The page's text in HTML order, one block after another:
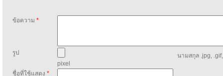
ข้อความ *
รูป
นามสกุล .jpg,
pixel
ชื่อที่ใช้แสดง *